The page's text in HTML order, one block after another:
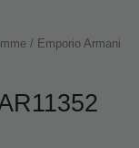
/ Emporio Armani